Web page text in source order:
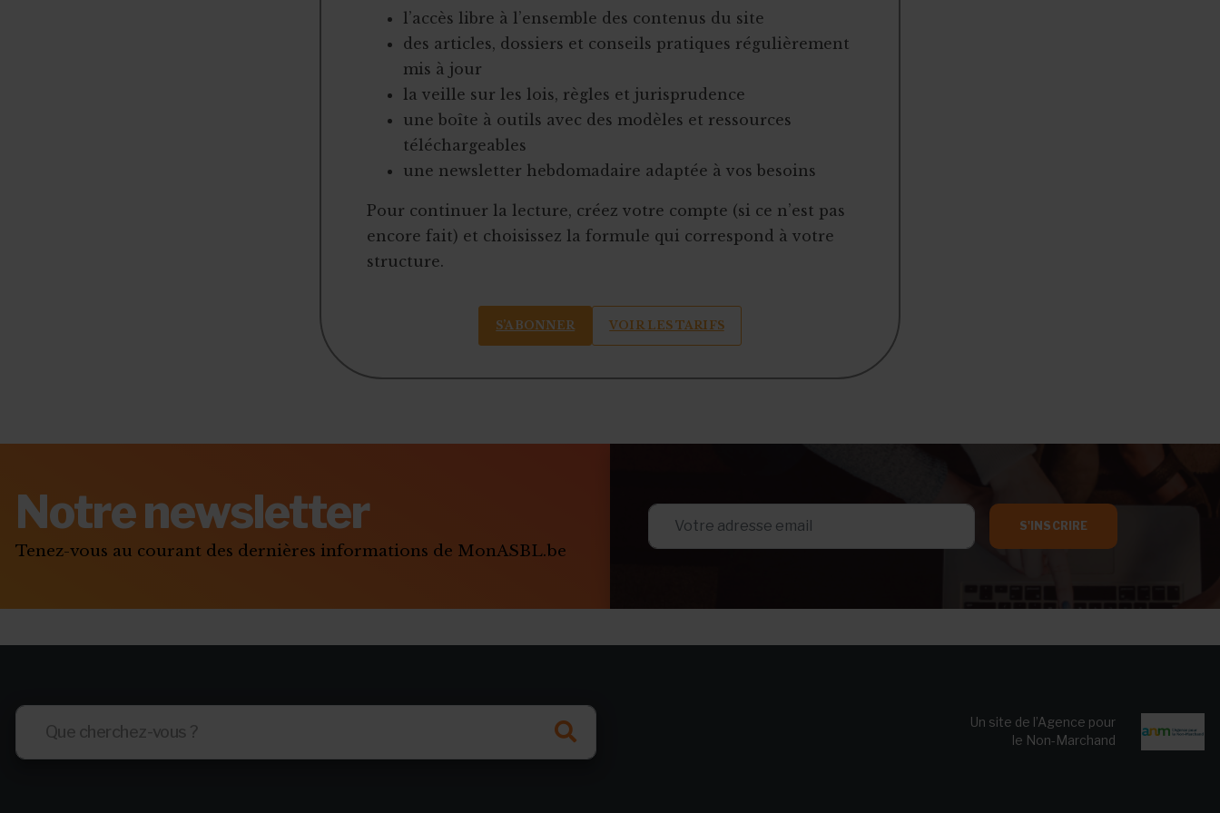
l’accès libre à l’ensemble des contenus du site
des articles, dossiers et conseils pratiques régulièrement
mis à jour
la veille sur les lois, règles et jurisprudence
une boîte à outils avec des modèles et ressources
téléchargeables
une newsletter hebdomadaire adaptée à vos besoins
Pour continuer la lecture, créez votre compte (si ce n’est pas
encore fait) et choisissez la formule qui correspond à votre
structure.
S’ABONNER VOIR LES TARIFS
Notre newsletter
Tenez-vous au courant des dernières informations de MonASBL.be
S'INSCRIRE
Un site de l’Agence pour
le Non-Marchand